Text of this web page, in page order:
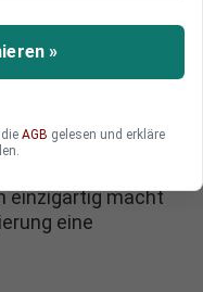
Elite
Werner
einzigartig macht
eine
»
AGB gelesen und erkläre